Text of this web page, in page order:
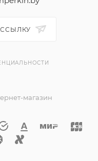
магазин